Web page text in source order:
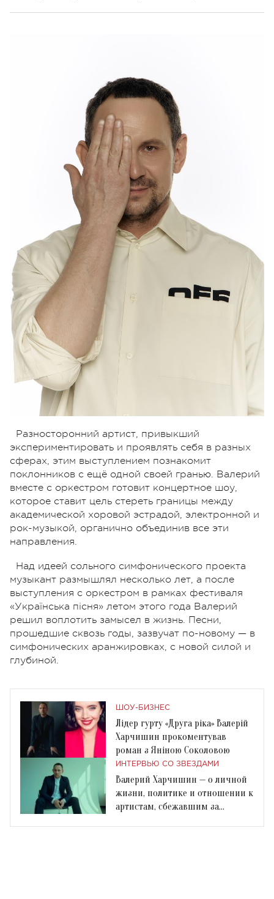
Разносторонний артист, привыкший
экспериментировать и проявлять себя в разных
сферах, этим выступлением познакомит
поклонников с ещё одной своей гранью. Валерий
вместе с оркестром готовит концертное шоу,
которое ставит цель стереть границы между
академической хоровой эстрадой, электронной и
рок-музыкой, органично объединив все эти
направления.
Над идеей сольного симфонического проекта
музыкант размышлял несколько лет, а после
выступления с оркестром в рамках фестиваля
«Українська пісня» летом этого года Валерий
решил воплотить замысел в жизнь. Песни,
прошедшие сквозь годы, зазвучат по-новому — в
симфонических аранжировках, с новой силой и
глубиной.
ШОУ-БИЗНЕС
Лідер гурту «Друга ріка» Валерій
Харчишин прокоментував
роман з Яніною Соколовою
ИНТЕРВЬЮ СО ЗВЕЗДАМИ
Валерий Харчишин — о личной
жизни, политике и отношении к
артистам, сбежавшим за